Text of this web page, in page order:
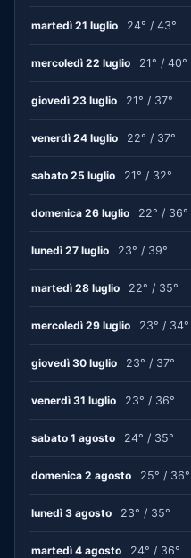
martedì 21 luglio 24° / 43°
mercoledì 22 luglio 21° / 40°
giovedì 23 luglio 21° / 37°
venerdì 24 luglio 22° / 37°
sabato 25 luglio 21° / 32°
domenica 26 luglio 22° / 36°
lunedì 27 luglio 23° / 39°
martedì 28 luglio 22° / 35°
mercoledì 29 luglio 23° / 34°
giovedì 30 luglio 23° / 37°
venerdì 31 luglio 23° / 36°
sabato 1 agosto 24° / 35°
domenica 2 agosto 25° / 36°
lunedì 3 agosto 23° / 35°
martedì 4 agosto 24° / 36°